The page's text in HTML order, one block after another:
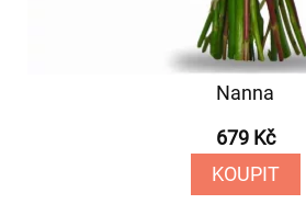
Nanna
679 Kč
KOUPIT